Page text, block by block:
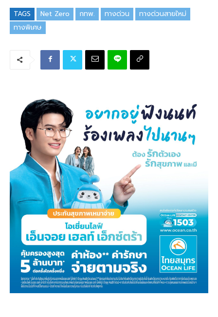
TAGS Net Zero กทพ. ทางด่วน
ทางด่วนสายใหม่
ทางพิเศษ